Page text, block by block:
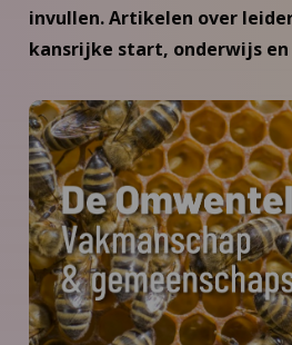
invullen. Artikelen over
kansrijke start, onderwijs en